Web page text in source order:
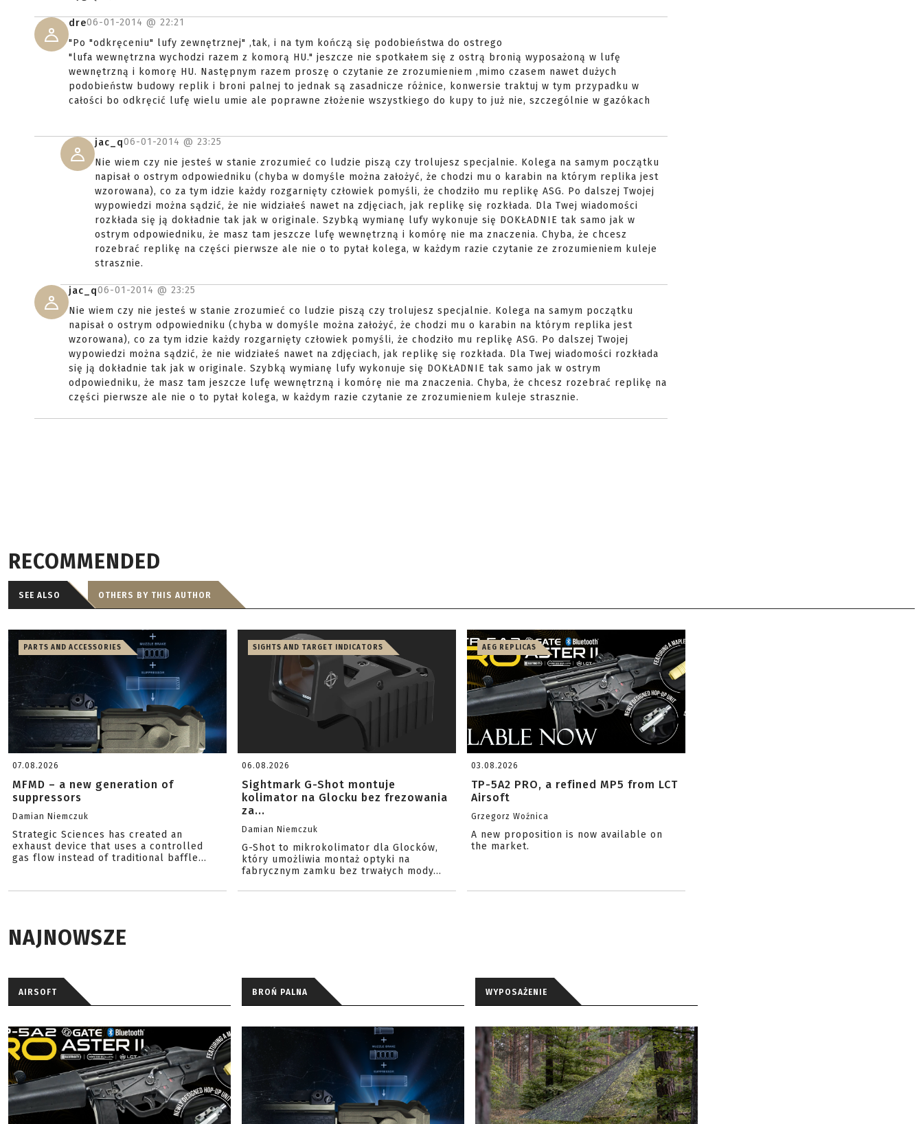
dre06-01-2014 @ 22:21
"Po "odkręceniu" lufy zewnętrznej" ,tak, i na tym kończą się podobieństwa do ostrego
"lufa wewnętrzna wychodzi razem z komorą HU." jeszcze nie spotkałem się z ostrą bronią wyposażoną w lufę
wewnętrzną i komorę HU. Następnym razem proszę o czytanie ze zrozumieniem ,mimo czasem nawet dużych
podobieństw budowy replik i broni palnej to jednak są zasadnicze różnice, konwersie traktuj w tym przypadku w
całości bo odkręcić lufę wielu umie ale poprawne złożenie wszystkiego do kupy to już nie, szczególnie w gazókach
jac_q06-01-2014 @ 23:25
Nie wiem czy nie jesteś w stanie zrozumieć co ludzie piszą czy trolujesz specjalnie. Kolega na samym początku
napisał o ostrym odpowiedniku (chyba w domyśle można założyć, że chodzi mu o karabin na którym replika jest
wzorowana), co za tym idzie każdy rozgarnięty człowiek pomyśli, że chodziło mu replikę ASG. Po dalszej Twojej
wypowiedzi można sądzić, że nie widziałeś nawet na zdjęciach, jak replikę się rozkłada. Dla Twej wiadomości
rozkłada się ją dokładnie tak jak w originale. Szybką wymianę lufy wykonuje się DOKŁADNIE tak samo jak w
ostrym odpowiedniku, że masz tam jeszcze lufę wewnętrzną i komórę nie ma znaczenia. Chyba, że chcesz
rozebrać replikę na części pierwsze ale nie o to pytał kolega, w każdym razie czytanie ze zrozumieniem kuleje
strasznie.
jac_q06-01-2014 @ 23:25
Nie wiem czy nie jesteś w stanie zrozumieć co ludzie piszą czy trolujesz specjalnie. Kolega na samym początku
napisał o ostrym odpowiedniku (chyba w domyśle można założyć, że chodzi mu o karabin na którym replika jest
wzorowana), co za tym idzie każdy rozgarnięty człowiek pomyśli, że chodziło mu replikę ASG. Po dalszej Twojej
wypowiedzi można sądzić, że nie widziałeś nawet na zdjęciach, jak replikę się rozkłada. Dla Twej wiadomości rozkłada
się ją dokładnie tak jak w originale. Szybką wymianę lufy wykonuje się DOKŁADNIE tak samo jak w ostrym
odpowiedniku, że masz tam jeszcze lufę wewnętrzną i komórę nie ma znaczenia. Chyba, że chcesz rozebrać replikę na
części pierwsze ale nie o to pytał kolega, w każdym razie czytanie ze zrozumieniem kuleje strasznie.
RECOMMENDED
SEE ALSO OTHERS BY THIS AUTHOR
PARTS AND ACCESSORIES
07.08.2026
MFMD – a new generation of
suppressors
Damian Niemczuk
Strategic Sciences has created an
exhaust device that uses a controlled
gas flow instead of traditional baffle...
SIGHTS AND TARGET INDICATORS
06.08.2026
Sightmark G-Shot montuje
kolimator na Glocku bez frezowania
za...
Damian Niemczuk
G-Shot to mikrokolimator dla Glocków,
który umożliwia montaż optyki na
fabrycznym zamku bez trwałych mody...
AEG REPLICAS
03.08.2026
TP-5A2 PRO, a refined MP5 from LCT
Airsoft
Grzegorz Woźnica
A new proposition is now available on
the market.
NAJNOWSZE
AIRSOFT BROŃ PALNA WYPOSAŻENIE